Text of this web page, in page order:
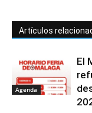
Artículos
Agenda
El